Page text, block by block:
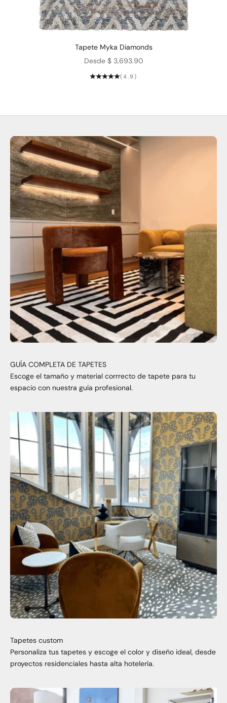
Tapete Myka Diamonds
Precio de oferta
Desde $ 3,693.90
(4.9)
GUÍA COMPLETA DE TAPETES
Escoge el tamaño y material corrrecto de tapete para tu
espacio con nuestra guía profesional.
Tapetes custom
Personaliza tus tapetes y escoge el color y diseño ideal, desde
proyectos residenciales hasta alta hotelería.